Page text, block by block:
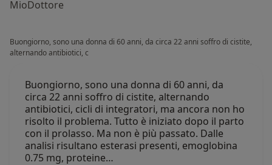
MioDottore
Buongiorno, sono una donna di 60 anni, da circa 22 anni soffro di cistite,
alternando antibiotici, c
Buongiorno, sono una donna di 60 anni, da
circa 22 anni soffro di cistite, alternando
antibiotici, cicli di integratori, ma ancora non ho
risolto il problema. Tutto è iniziato dopo il parto
con il prolasso. Ma non è più passato. Dalle
analisi risultano esterasi presenti, emoglobina
0.75 mg, proteine…